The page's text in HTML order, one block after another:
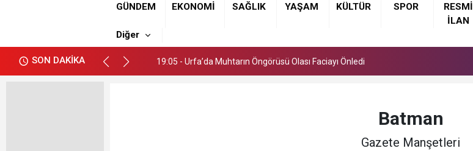
GÜNDEM EKONOMİ SAĞLIK YAŞAM KÜLTÜR SPOR
RESMİ
İLAN
Diğer
SON DAKİKA
19:11 - Şanlıurfa Büyükşehir Belediyesi Çocuklara Basketbol Eğitimi Veriyor
19:05 - Urfa’da Muhtarın Öngörüsü Olası Faciayı Önledi
Batman
Gazete Manşetleri